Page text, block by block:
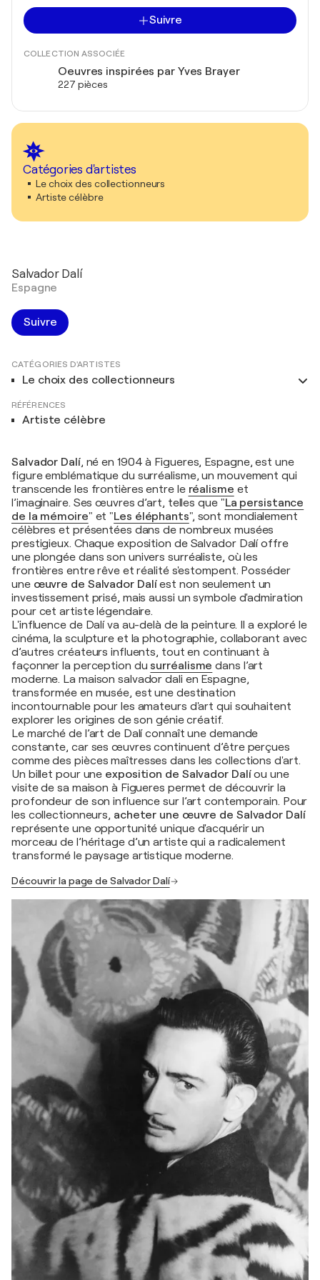
Suivre
COLLECTION ASSOCIÉE
Oeuvres inspirées par Yves Brayer
227 pièces
Catégories d'artistes
Le choix des collectionneurs
Artiste célèbre
Salvador Dalí
Espagne
Suivre
CATÉGORIES D'ARTISTES
Le choix des collectionneurs
RÉFÉRENCES
Artiste célèbre
Salvador Dalí, né en 1904 à Figueres, Espagne, est une
figure emblématique du surréalisme, un mouvement qui
transcende les frontières entre le réalisme et
l’imaginaire. Ses œuvres d’art, telles que "La persistance
de la mémoire" et "Les éléphants", sont mondialement
célèbres et présentées dans de nombreux musées
prestigieux. Chaque exposition de Salvador Dalí offre
une plongée dans son univers surréaliste, où les
frontières entre rêve et réalité s'estompent. Posséder
une œuvre de Salvador Dalíest non seulement un
investissement prisé, mais aussi un symbole d'admiration
pour cet artiste légendaire.
L'influence de Dalí va au-delà de la peinture. Il a exploré le
cinéma, la sculpture et la photographie, collaborant avec
d’autres créateurs influents, tout en continuant à
façonner la perception du surréalisme dans l’art
moderne. La maison salvador dali en Espagne,
transformée en musée, est une destination
incontournable pour les amateurs d'art qui souhaitent
explorer les origines de son génie créatif.
Le marché de l’art de Dalí connaît une demande
constante, car ses œuvres continuent d’être perçues
comme des pièces maîtresses dans les collections d'art.
Un billet pour une exposition de Salvador Dalíou une
visite de sa maison à Figueres permet de découvrir la
profondeur de son influence sur l’art contemporain. Pour
les collectionneurs, acheter une œuvre de Salvador Dalí
représente une opportunité unique d'acquérir un
morceau de l’héritage d’un artiste qui a radicalement
transformé le paysage artistique moderne.
Découvrir la page de Salvador Dalí